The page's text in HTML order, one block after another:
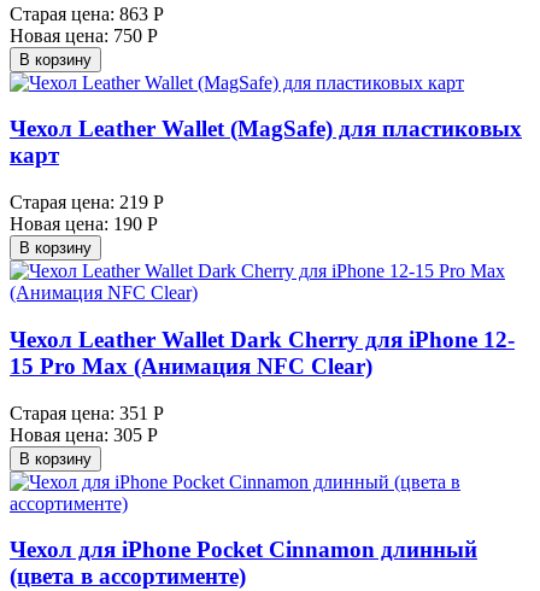
Старая цена: 863 Р
Новая цена: 750 Р
В корзину
Чехол Leather Wallet (MagSafe) для пластиковых
карт
Старая цена: 219 Р
Новая цена: 190 Р
В корзину
Чехол Leather Wallet Dark Cherry для iPhone 12-
15 Pro Max (Анимация NFC Clear)
Старая цена: 351 Р
Новая цена: 305 Р
В корзину
Чехол для iPhone Pocket Cinnamon длинный
(цвета в ассортименте)